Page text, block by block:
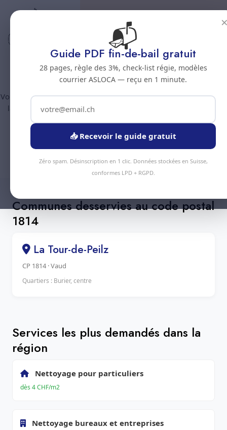
Code postal 1814
Nettoyage professionnel -
Code postal 1814
Vous êtes au code postal1814? Chez Nous Clean intervient dans
la commune de :La Tour-de-Peilz
prestations disponibles, devis gratuit sous 24h.
Devis Instantané +41 78 319 32 82
Communes desservies au code postal
1814
La Tour-de-Peilz
CP 1814 · Vaud
Quartiers : Burier, centre
Services les plus demandés dans la
région
Nettoyage pour particuliers
dès 4 CHF/m2
Nettoyage bureaux et entreprises
📬
Guide PDF fin-de-bail gratuit
28 pages, règle des 3%, check-list régie, modèles
courrier ASLOCA — reçu en 1 minute.
📥 Recevoir le guide gratuit
Zéro spam. Désinscription en 1 clic. Données stockées en Suisse,
conformes LPD + RGPD.